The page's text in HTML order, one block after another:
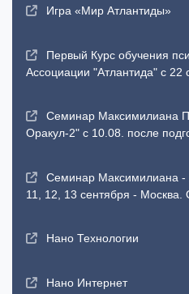
Игра «Мир Атлантиды»
Первый Курс обучения
Ассоциации "Атлантида" с 22
Семинар Максимилиана
Оракул-2" с 10.08. после
Семинар Максимилиана -
11, 12, 13 сентября -
Нано Технологии
Нано Интернет